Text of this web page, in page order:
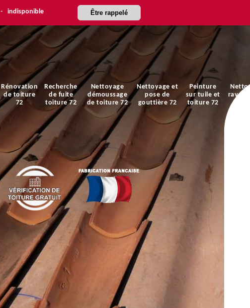
- indisponible Être rappelé
Rénovation
de toiture
72
Recherche
de fuite
toiture 72
Nettoyage
démoussage
de toiture 72
Nettoyage et
pose de
gouttière 72
Peinture
sur tuile et
toiture 72